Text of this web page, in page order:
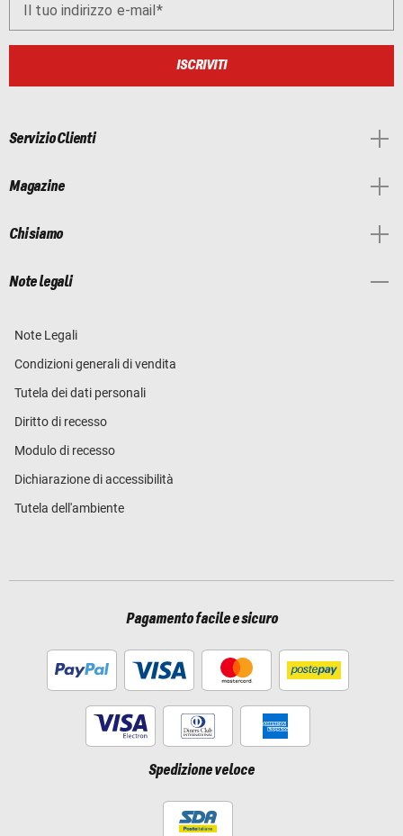
Il tuo indirizzo e-mail
ISCRIVITI
Servizio Clienti
Magazine
Chi siamo
Note legali
Note Legali
Condizioni generali di vendita
Tutela dei dati personali
Diritto di recesso
Modulo di recesso
Dichiarazione di accessibilità
Tutela dell'ambiente
Pagamento facile e sicuro
Spedizione veloce